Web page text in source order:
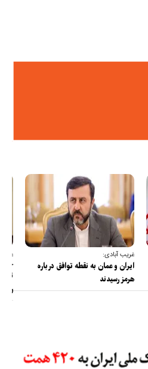
غریب آبادی:
ایران و عمان به نقطه توافق درباره
هرمز رسیدند
عضو
را